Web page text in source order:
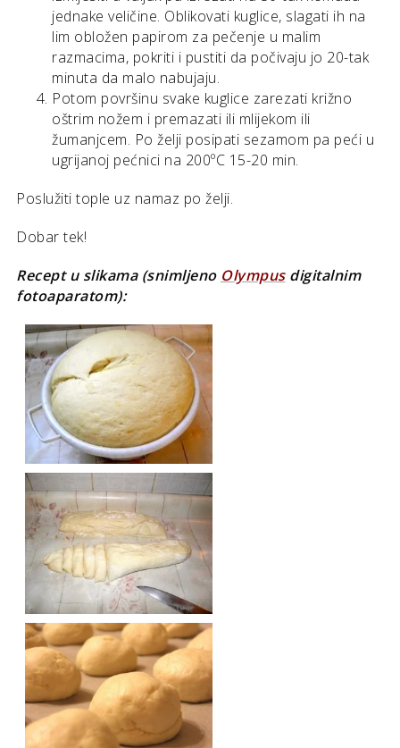
jednake veličine. Oblikovati kuglice, slagati ih na
lim obložen papirom za pečenje u malim
razmacima, pokriti i pustiti da počivaju jo 20-tak
minuta da malo nabujaju.
Potom površinu svake kuglice zarezati križno
oštrim nožem i premazati ili mlijekom ili
žumanjcem. Po želji posipati sezamom pa peći u
ugrijanoj pećnici na 200ºC 15-20 min.
Poslužiti tople uz namaz po želji.
Dobar tek!
Recept u slikama (snimljeno Olympusdigitalnim
fotoaparatom):